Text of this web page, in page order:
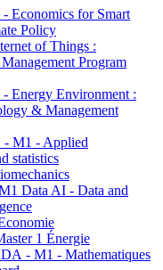
Economics for Smart
Policy
of Things :
Program
Energy Environment :
& Management
M1 - Applied
statistics
Data AI - Data and
1 Énergie
- M1 - Mathematiques